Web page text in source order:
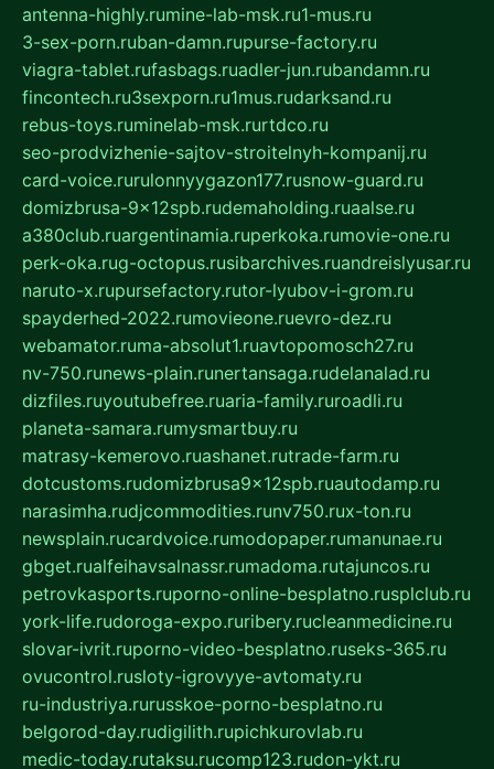
antenna-highly.rumine-lab-msk.ru1-mus.ru
3-sex-porn.ruban-damn.rupurse-factory.ru
viagra-tablet.rufasbags.ruadler-jun.rubandamn.ru
fincontech.ru3sexporn.ru1mus.rudarksand.ru
rebus-toys.ruminelab-msk.rurtdco.ru
seo-prodvizhenie-sajtov-stroitelnyh-kompanij.ru
card-voice.rurulonnyygazon177.rusnow-guard.ru
domizbrusa-9x12spb.rudemaholding.ruaalse.ru
a380club.ruargentinamia.ruperkoka.rumovie-one.ru
perk-oka.rug-octopus.rusibarchives.ruandreislyusar.ru
naruto-x.rupursefactory.rutor-lyubov-i-grom.ru
spayderhed-2022.rumovieone.ruevro-dez.ru
webamator.ruma-absolut1.ruavtopomosch27.ru
nv-750.runews-plain.runertansaga.rudelanalad.ru
dizfiles.ruyoutubefree.ruaria-family.ruroadli.ru
planeta-samara.rumysmartbuy.ru
matrasy-kemerovo.ruashanet.rutrade-farm.ru
dotcustoms.rudomizbrusa9x12spb.ruautodamp.ru
narasimha.rudjcommodities.runv750.rux-ton.ru
newsplain.rucardvoice.rumodopaper.rumanunae.ru
gbget.rualfeihavsalnassr.rumadoma.rutajuncos.ru
petrovkasports.ruporno-online-besplatno.rusplclub.ru
york-life.rudoroga-expo.ruribery.rucleanmedicine.ru
slovar-ivrit.ruporno-video-besplatno.ruseks-365.ru
ovucontrol.rusloty-igrovyye-avtomaty.ru
ru-industriya.rurusskoe-porno-besplatno.ru
belgorod-day.rudigilith.rupichkurovlab.ru
medic-today.rutaksu.rucomp123.rudon-ykt.ru